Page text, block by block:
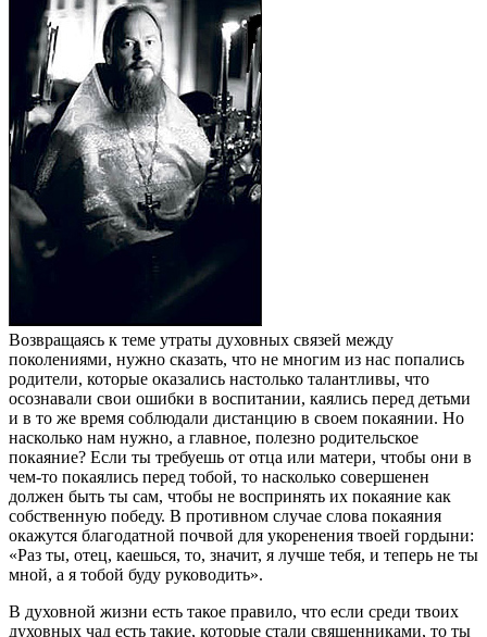
Возвращаясь к теме утраты духовных связей между
поколениями, нужно сказать, что не многим из нас попались
родители, которые оказались настолько талантливы, что
осознавали свои ошибки в воспитании, каялись перед детьми
и в то же время соблюдали дистанцию в своем покаянии. Но
насколько нам нужно, а главное, полезно родительское
покаяние? Если ты требуешь от отца или матери, чтобы они в
чем-то покаялись перед тобой, то насколько совершенен
должен быть ты сам, чтобы не воспринять их покаяние как
собственную победу. В противном случае слова покаяния
окажутся благодатной почвой для укоренения твоей гордыни:
«Раз ты, отец, каешься, то, значит, я лучше тебя, и теперь не ты
мной, а я тобой буду руководить».
В духовной жизни есть такое правило, что если среди твоих
духовных чад есть такие, которые стали священниками, то ты